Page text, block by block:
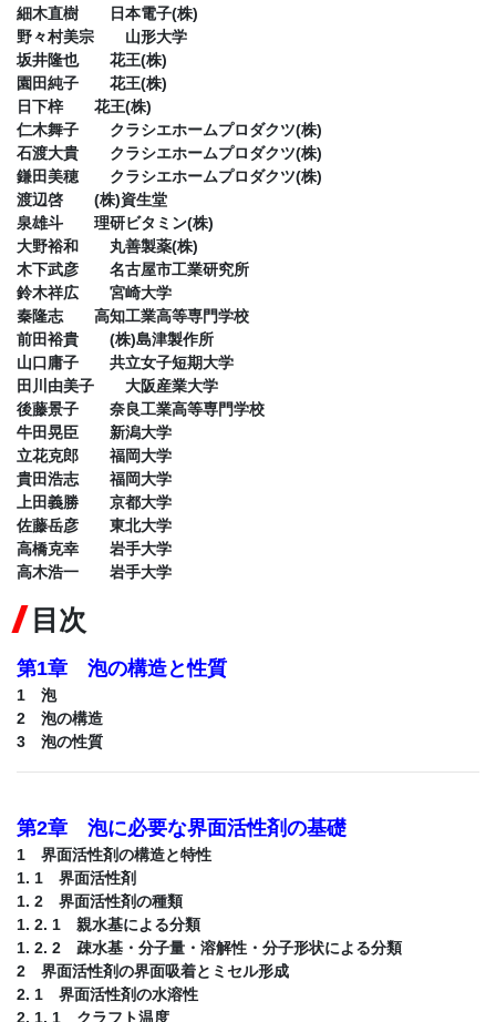
細木直樹 日本電子(株)
野々村美宗 山形大学
坂井隆也 花王(株)
園田純子 花王(株)
日下梓 花王(株)
仁木舞子 クラシエホームプロダクツ(株)
石渡大貴 クラシエホームプロダクツ(株)
鎌田美穂 クラシエホームプロダクツ(株)
渡辺啓 (株)資生堂
泉雄斗 理研ビタミン(株)
大野裕和 丸善製薬(株)
木下武彦 名古屋市工業研究所
鈴木祥広 宮崎大学
秦隆志 高知工業高等専門学校
前田裕貴 (株)島津製作所
山口庸子 共立女子短期大学
田川由美子 大阪産業大学
後藤景子 奈良工業高等専門学校
牛田晃臣 新潟大学
立花克郎 福岡大学
貴田浩志 福岡大学
上田義勝 京都大学
佐藤岳彦 東北大学
高橋克幸 岩手大学
高木浩一 岩手大学
目次
第1章 泡の構造と性質
1 泡
2 泡の構造
3 泡の性質
第2章 泡に必要な界面活性剤の基礎
1 界面活性剤の構造と特性
1. 1 界面活性剤
1. 2 界面活性剤の種類
1. 2. 1 親水基による分類
1. 2. 2 疎水基・分子量・溶解性・分子形状による分類
2 界面活性剤の界面吸着とミセル形成
2. 1 界面活性剤の水溶性
2. 1. 1 クラフト温度